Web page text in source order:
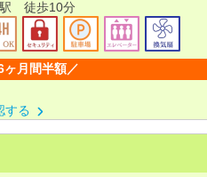
徒歩10分
ヶ月間半額／
する